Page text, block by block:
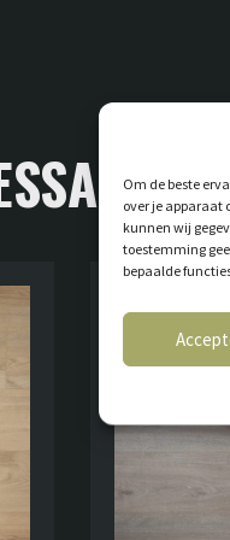
Om de beste
over je apparaat
kunnen wij
toestemming
bepaalde